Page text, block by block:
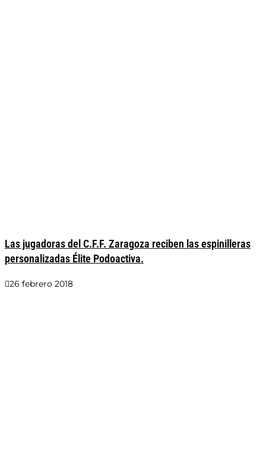
Las jugadoras del C.F.F. Zaragoza reciben las espinilleras
personalizadas Élite Podoactiva.
26 febrero 2018